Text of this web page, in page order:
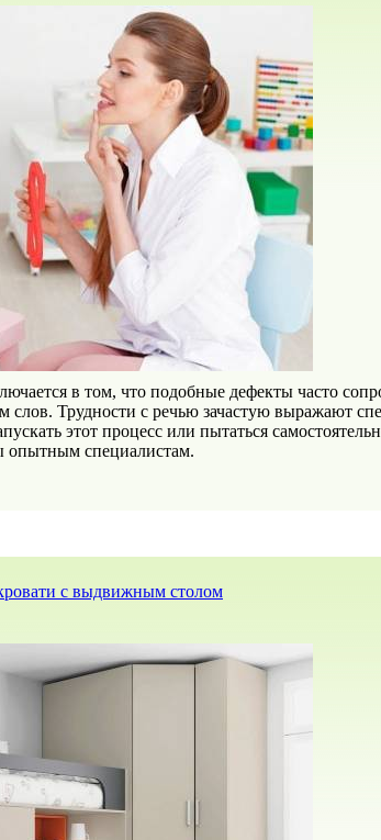
в том, что подобные дефекты часто
Трудности с речью зачастую выражают
этот процесс или пытаться
опытным специалистам.
с выдвижным столом